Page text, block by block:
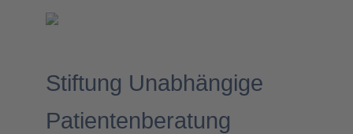
Stiftung Unab­hängige
Patientenberatung